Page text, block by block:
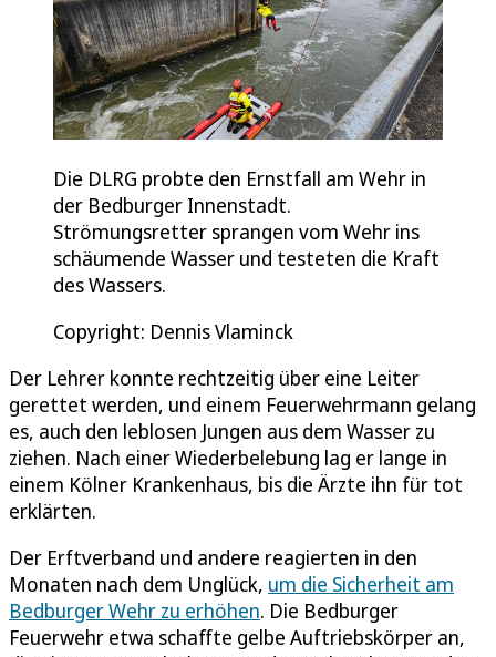
Die DLRG probte den Ernstfall am Wehr in
der Bedburger Innenstadt.
Strömungsretter sprangen vom Wehr ins
schäumende Wasser und testeten die Kraft
des Wassers.
Copyright: Dennis Vlaminck
Der Lehrer konnte rechtzeitig über eine Leiter
gerettet werden, und einem Feuerwehrmann gelang
es, auch den leblosen Jungen aus dem Wasser zu
ziehen. Nach einer Wiederbelebung lag er lange in
einem Kölner Krankenhaus, bis die Ärzte ihn für tot
erklärten.
Der Erftverband und andere reagierten in den
Monaten nach dem Unglück, um die Sicherheit am
Bedburger Wehr zu erhöhen. Die Bedburger
Feuerwehr etwa schaffte gelbe Auftriebskörper an,